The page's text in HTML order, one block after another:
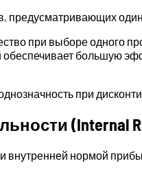
предусматривающих
при выборе одного
большую
при
(Internal
нормой